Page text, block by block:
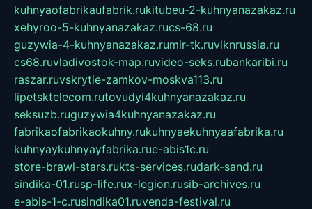
kuhnyaofabrikaufabrik.rukitubeu-2-kuhnyanazakaz.ru
xehyroo-5-kuhnyanazakaz.rucs-68.ru
guzywia-4-kuhnyanazakaz.rumir-tk.ruvlknrussia.ru
cs68.ruvladivostok-map.ruvideo-seks.rubankaribi.ru
raszar.ruvskrytie-zamkov-moskva113.ru
lipetsktelecom.rutovudyi4kuhnyanazakaz.ru
seksuzb.ruguzywia4kuhnyanazakaz.ru
fabrikaofabrikaokuhny.rukuhnyaekuhnyaafabrika.ru
kuhnyaykuhnyayfabrika.rue-abis1c.ru
store-brawl-stars.rukts-services.rudark-sand.ru
sindika-01.rusp-life.rux-legion.rusib-archives.ru
e-abis-1-c.rusindika01.ruvenda-festival.ru